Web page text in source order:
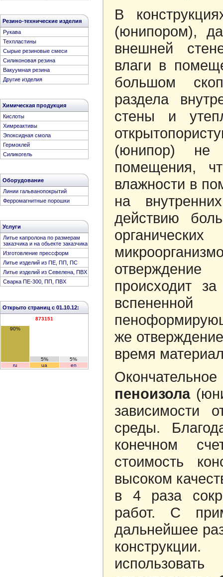
Резино-технические изделия
Рукава
Техпластины
Сырые резиновые смеси
Cиликоновая резина
Вакуумная резина
Другие изделия
Химическая продукция
Кислоты
Химреактивы
Эпоксидная смола
Гермоклей
Силикогель
Оборудование
Линии гальванопокрытий
Ферромагнитные порошки
Услуги
Литье капролона по размерам
заказчика и на обьекте заказчика
Изготовление прессформ
Литье изделий из ПЕ, ПП, ПС
Литье изделий из Севелена, ПВХ
Сварка ПЕ-300, ПП, ПВХ
Открыто страниц с 01.10.12:
873151
90%
5%
5%
ru
ua en
В
(юнипором),
внешней
влаги в
большом
раздела
стены и
(юнипор) не
помещения,
влажности в
на
действию
происходит
же
время
пеноизола
зависимости
среды.
конечном
стоимость
высоком
в 4 раза
работ. С
дальнейшее